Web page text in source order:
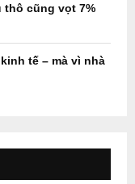
thô cũng vọt 7%
tế – mà vì nhà